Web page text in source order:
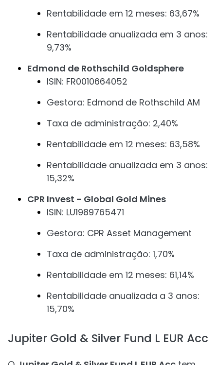
Rentabilidade em 12 meses: 63,67%
Rentabilidade anualizada em 3 anos:
9,73%
Edmond de Rothschild Goldsphere
ISIN: FR0010664052
Gestora: Edmond de Rothschild AM
Taxa de administração: 2,40%
Rentabilidade em 12 meses: 63,58%
Rentabilidade anualizada em 3 anos:
15,32%
CPR Invest - Global Gold Mines
ISIN: LU1989765471
Gestora: CPR Asset Management
Taxa de administração: 1,70%
Rentabilidade em 12 meses: 61,14%
Rentabilidade anualizada a 3 anos:
15,70%
Jupiter Gold & Silver Fund L EUR Acc